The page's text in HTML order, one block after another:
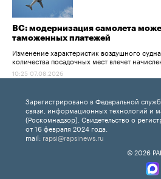
ВС: модернизация самолета
таможенных платежей
Изменение характеристик воздушного
количества посадочных мест влечет
10:25 07.08.2026
Зарегистрировано в Федеральной
связи, информационных технологий и
(Роскомнадзор). Свидетельство о
от 16 февраля 2024 года.
mail: rapsi@rapsinews.ru
© 2026